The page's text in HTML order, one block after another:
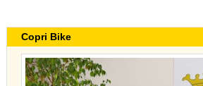
Copri Bike